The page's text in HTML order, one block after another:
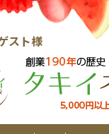
スト様